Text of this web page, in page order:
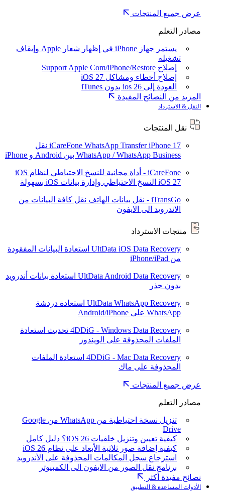
عرض جميع المنتجات
مصادر التعلم
يستمر جهاز iPhone في إظهار شعار Apple وإيقاف
تشغيله
إصلاح Support Apple Com/iPhone/Restore
إصلاح أخطاء ومشاكل iOS 27
العودة إلى ios 26 بدون iTunes
المزيد من النصائح المفيدة
النقل & الاسترداد
نقل المنتجات
iCareFone WhatsApp TransferiPhone 17
نقل
WhatsApp / WhatsApp Business بين Android و iPhone
iCareFone - أداة مجانية للنسخ الاحتياطي لنظام iOS
iOS 27 النسخ الاحتياطي وإدارة بيانات iOS بسهولة
iTransGo - نقل بيانات الهاتف
نقل كافة البيانات من
الاندرويد الى الايفون
منتجات الاسترداد
UltData iOS Data Recovery استعادة البيانات المفقودة
من iPhone/iPad
UltData Android Data Recovery استعادة بيانات أندرويد
بدون جذر
UltData WhatsApp Recovery استعادة دردشة
WhatsApp على Android/iPhone
4DDiG - Windows Data Recovery تحديث استعادة
الملفات المحذوفة على الويندوز
4DDiG - Mac Data Recovery استعادة الملفات
المحذوفة على ماك
عرض جميع المنتجات
مصادر التعلم
تنزيل نسخة احتياطية من WhatsApp من Google
Drive
كيفية تعيين وتنزيل خلفيات iOS 26؟ دليل كامل
كيفية إضافة صور ثلاثية الأبعاد على نظام iOS 26
استرجاع سجل المكالمات المحذوفة على الأندرويد
برنامج نقل الصور من الايفون الى الكمبيوتر
نصائح مفيدة أكثر
الأدوات المساعدة & التطبيق